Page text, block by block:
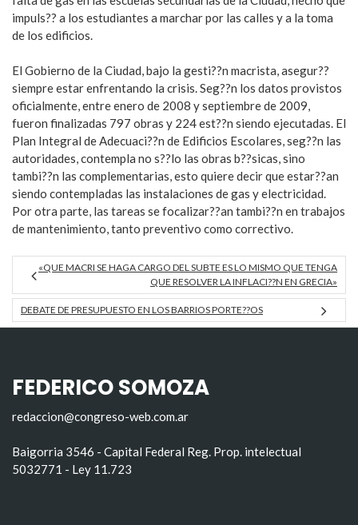
impuls?? a los estudiantes a marchar por las calles y a la toma
de los edificios.
El Gobierno de la Ciudad, bajo la gesti??n macrista, asegur??
siempre estar enfrentando la crisis. Seg??n los datos provistos
oficialmente, entre enero de 2008 y septiembre de 2009,
fueron finalizadas 797 obras y 224 est??n siendo ejecutadas. El
Plan Integral de Adecuaci??n de Edificios Escolares, seg??n las
autoridades, contempla no s??lo las obras b??sicas, sino
tambi??n las complementarias, esto quiere decir que estar??an
siendo contempladas las instalaciones de gas y electricidad.
Por otra parte, las tareas se focalizar??an tambi??n en trabajos
de mantenimiento, tanto preventivo como correctivo.
«QUE MACRI SE HAGA CARGO DEL SUBTE ES LO MISMO QUE TENGA
QUE RESOLVER LA INFLACI??N EN GRECIA»
DEBATE DE PRESUPUESTO EN LOS BARRIOS PORTE??OS
FEDERICO SOMOZA
redaccion@congreso-web.com.ar
Baigorria 3546 - Capital Federal Reg. Prop. intelectual
5032771 - Ley 11.723